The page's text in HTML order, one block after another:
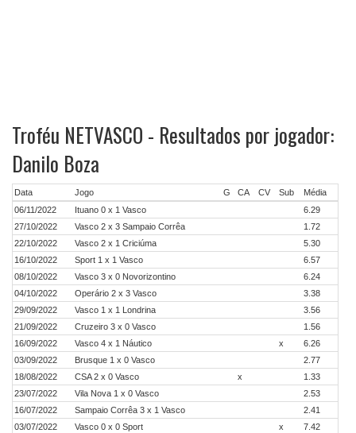
Troféu NETVASCO - Resultados por jogador:
Danilo Boza
Data Jogo G CA CV Sub
Média
06/11/2022
Ituano 0 x 1 Vasco
6.29
27/10/2022
Vasco 2 x 3 Sampaio Corrêa
1.72
22/10/2022
Vasco 2 x 1 Criciúma
5.30
16/10/2022
Sport 1 x 1 Vasco
6.57
08/10/2022
Vasco 3 x 0 Novorizontino
6.24
04/10/2022
Operário 2 x 3 Vasco
3.38
29/09/2022
Vasco 1 x 1 Londrina
3.56
21/09/2022
Cruzeiro 3 x 0 Vasco
1.56
16/09/2022
Vasco 4 x 1 Náutico x
6.26
03/09/2022
Brusque 1 x 0 Vasco
2.77
18/08/2022
CSA 2 x 0 Vasco x
1.33
23/07/2022
Vila Nova 1 x 0 Vasco
2.53
16/07/2022
Sampaio Corrêa 3 x 1 Vasco
2.41
03/07/2022
Vasco 0 x 0 Sport x
7.42